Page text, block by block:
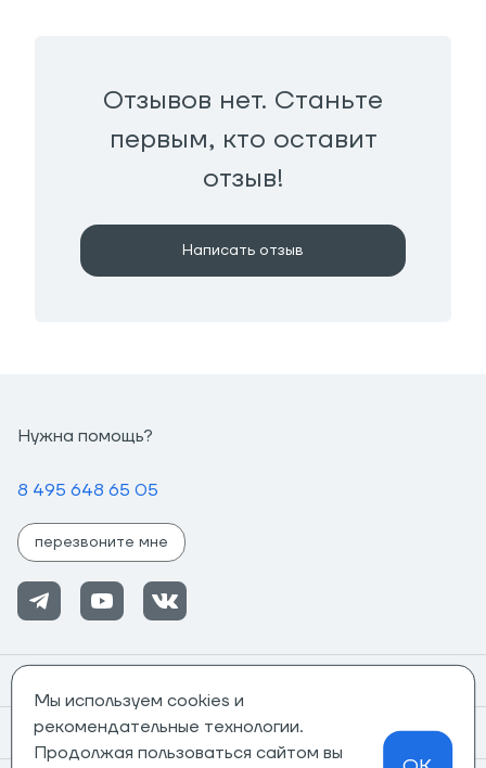
Отзывов нет. Станьте
первым, кто оставит
отзыв!
Написать отзыв
Нужна помощь?
8 495 648 65 05
перезвоните мне
Информация
Мы используем cookies и
рекомендательные технологии.
Продолжая пользоваться сайтом вы